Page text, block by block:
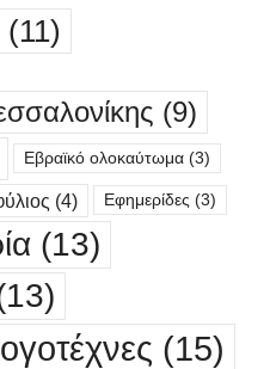
(11)
(9)
Εβραϊκό ολοκαύτωμα (3)
(4) Εφημερίδες (3)
(13)
(15)